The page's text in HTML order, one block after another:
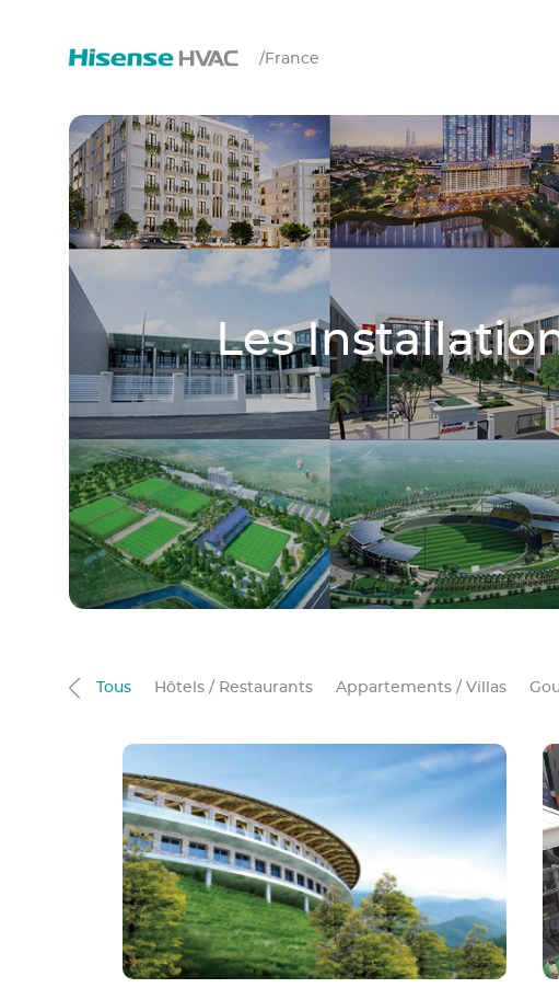
/France
Les
Tous Hôtels / Restaurants Appartements / Villas